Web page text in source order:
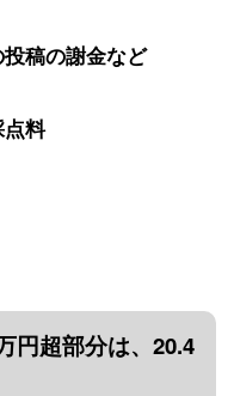
投稿の謝金など
料
円超部分は、20.4